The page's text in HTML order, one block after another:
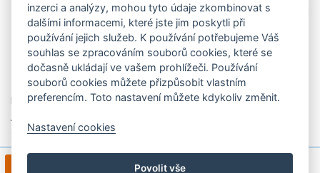
576,00 Kč
DUP Elegantní manikura
ANGELIKA 230402-367 nůžky
Solingen
579,00 Kč
DUP Manikúrní sada kožená
1 / 7
inzerci a analýzy, mohou tyto údaje zkombinovat s
dalšími informacemi, které jste jim poskytli při
používání jejich služeb. K používání potřebujeme Váš
souhlas se zpracováním souborů cookies, které se
dočasně ukládají ve vašem prohlížeči. Používání
souborů cookies můžete přizpůsobit vlastním
preferencím. Toto nastavení můžete kdykoliv změnit.
Nastavení cookies
Povolit vše